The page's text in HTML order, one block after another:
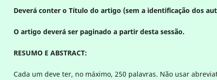
Deverá conter o Título do artigo (sem a identificação dos
O artigo deverá ser paginado a partir desta sessão.
RESUMO E ABSTRACT:
Cada um deve ter, no máximo, 250 palavras. Não usar